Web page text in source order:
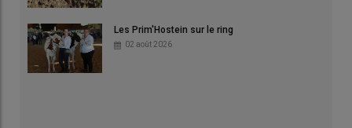
Les Prim'Hostein sur le ring
02 août 2026